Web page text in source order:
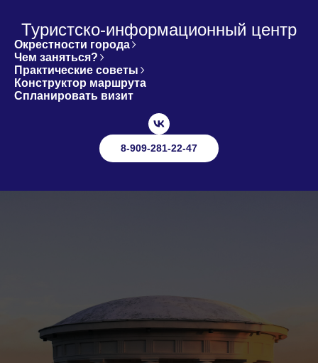
Туристско-информационный центр
Окрестности города
Чем заняться?
Практические советы
Конструктор маршрута
Спланировать визит
8-909-281-22-47